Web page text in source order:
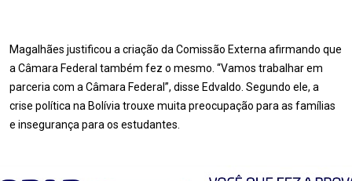
Magalhães justificou a criação da Comissão Externa afirmando que
a Câmara Federal também fez o mesmo. “Vamos trabalhar em
parceria com a Câmara Federal”, disse Edvaldo. Segundo ele, a
crise política na Bolívia trouxe muita preocupação para as famílias
e insegurança para os estudantes.